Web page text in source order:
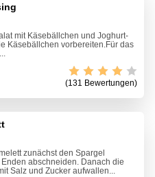
mit Käsebällchen und Joghurt-
Käsebällchen vorbereiten.Für das
(131 Bewertungen)
zunächst den Spargel
abschneiden. Danach die
Salz und Zucker aufwallen...